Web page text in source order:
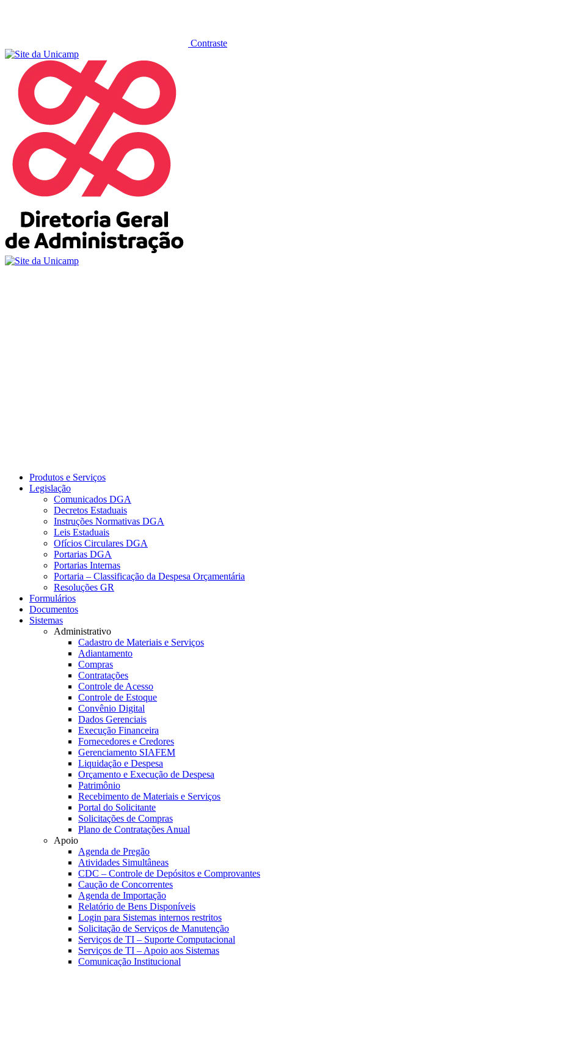
Contraste
Produtos e Serviços
Legislação
Comunicados DGA
Decretos Estaduais
Instruções Normativas DGA
Leis Estaduais
Ofícios Circulares DGA
Portarias DGA
Portarias Internas
Portaria – Classificação da Despesa Orçamentária
Resoluções GR
Formulários
Documentos
Sistemas
Administrativo
Cadastro de Materiais e Serviços
Adiantamento
Compras
Contratações
Controle de Acesso
Controle de Estoque
Convênio Digital
Dados Gerenciais
Execução Financeira
Fornecedores e Credores
Gerenciamento SIAFEM
Liquidação e Despesa
Orçamento e Execução de Despesa
Patrimônio
Recebimento de Materiais e Serviços
Portal do Solicitante
Solicitações de Compras
Plano de Contratações Anual
Apoio
Agenda de Pregão
Atividades Simultâneas
CDC – Controle de Depósitos e Comprovantes
Caução de Concorrentes
Agenda de Importação
Relatório de Bens Disponíveis
Login para Sistemas internos restritos
Solicitação de Serviços de Manutenção
Serviços de TI – Suporte Computacional
Serviços de TI – Apoio aos Sistemas
Comunicação Institucional